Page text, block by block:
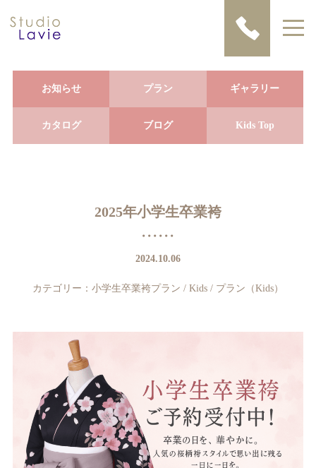
お知らせ プラン ギャラリー
カタログ ブログ Kids Top
2025年小学生卒業袴
2024.10.06
カテゴリー： 小学生卒業袴プラン / Kids / プラン（Kids）